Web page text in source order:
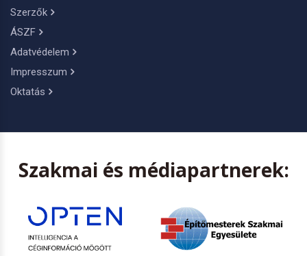
Szerzők
ÁSZF
Adatvédelem
Impresszum
Oktatás
Szakmai és médiapartnerek: